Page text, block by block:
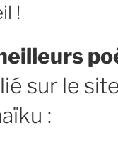
!
sur le
: